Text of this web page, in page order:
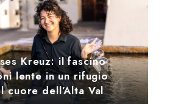
Kreuz: il fascino
lente in un rifugio
cuore dell’Alta Val